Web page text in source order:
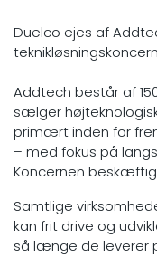
Duelco ejes af
Addtech består af
sælger
primært inden for
– med fokus på
Koncernen
Samtlige
kan frit drive og
så længe de leverer